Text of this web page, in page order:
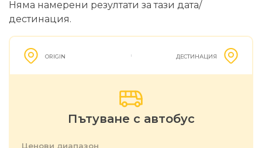
Няма намерени резултати за тази дата/
дестинация.
ORIGIN ДЕСТИНАЦИЯ
Пътуване с автобус
Ценови диапазон